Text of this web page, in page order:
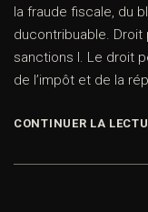
la fraude fiscale, du
ducontribuable.
sanctions I. Le droit
de l’impôt et de la
CONTINUER LA